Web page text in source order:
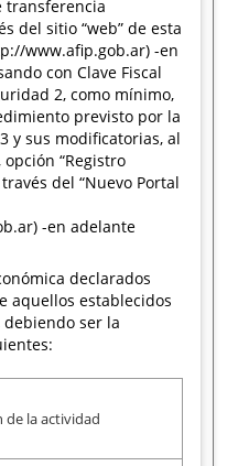
transferencia
del sitio “web” de esta
www.afip.gob.ar) -en
con Clave Fiscal
2, como mínimo,
previsto por la
y sus modificatorias, al
opción “Registro
del “Nuevo Portal
-en adelante
declarados
aquellos establecidos
ser la
de la actividad